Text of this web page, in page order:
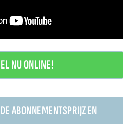
NU ONLINE!
ABONNEMENTSPRIJZEN